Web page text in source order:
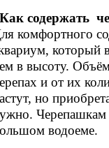
содержать
комфортного
который
в высоту.
и от их
но
Черепашкам
водоеме.